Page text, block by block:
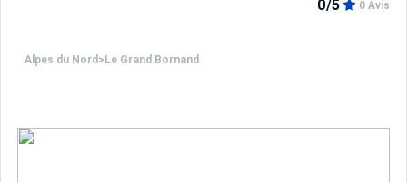
Alpes du Nord > Le Grand Bornand
0/5 0 Avis